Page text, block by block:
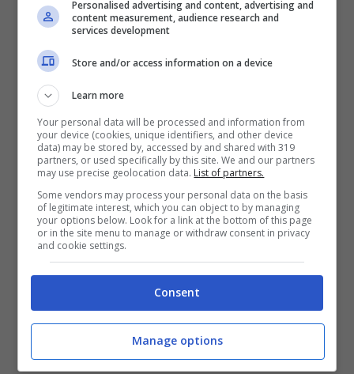
Piotr Zielinski, ad esempio, è stato
corteggiato dalle squadra arabe la scorsa
estate. Il centrocampista del Napoli, però, ha
deciso di non lasciare la città partenopea,
restando a disposizione di Aurelio De
Laurentiis. Certo, oggi le cose sono molto
cambiate ed il polacco sembra ormai aver
trovato l’accordo con l’Inter per il prossimo
anno. Questione di priorità, ad ogni modo, e
quella di Zielinski era di restare in Italia e
Personalised advertising and content, advertising and
content measurement, audience research and
services development
Store and/or access information on a device
Learn more
Your personal data will be processed and information from
your device (cookies, unique identifiers, and other device
data) may be stored by, accessed by and shared with 319
partners, or used specifically by this site. We and our partners
may use precise geolocation data. List of partners.
Some vendors may process your personal data on the basis
of legitimate interest, which you can object to by managing
your options below. Look for a link at the bottom of this page
or in the site menu to manage or withdraw consent in privacy
and cookie settings.
Consent
Manage options